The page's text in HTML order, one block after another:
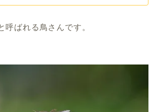
呼ばれる鳥さんです。